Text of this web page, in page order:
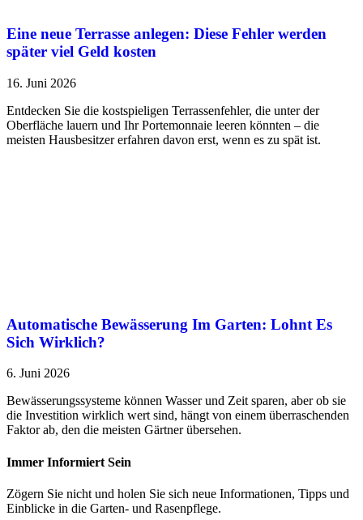
Eine neue Terrasse anlegen: Diese Fehler werden
später viel Geld kosten
16. Juni 2026
Entdecken Sie die kostspieligen Terrassenfehler, die unter der
Oberfläche lauern und Ihr Portemonnaie leeren könnten – die
meisten Hausbesitzer erfahren davon erst, wenn es zu spät ist.
Automatische Bewässerung Im Garten: Lohnt Es
Sich Wirklich?
6. Juni 2026
Bewässerungssysteme können Wasser und Zeit sparen, aber ob sie
die Investition wirklich wert sind, hängt von einem überraschenden
Faktor ab, den die meisten Gärtner übersehen.
Immer Informiert Sein
Zögern Sie nicht und holen Sie sich neue Informationen, Tipps und
Einblicke in die Garten- und Rasenpflege.